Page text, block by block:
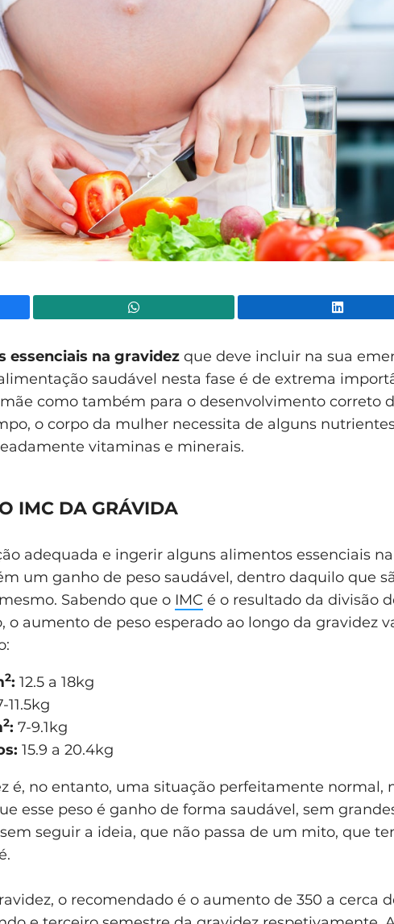
essenciais na gravidez que deve incluir na sua
saudável nesta fase é de extrema
como também para o desenvolvimento correto
o corpo da mulher necessita de alguns
vitaminas e minerais.
IMC DA GRÁVIDA
adequada e ingerir alguns alimentos essenciais na
um ganho de peso saudável, dentro daquilo que
Sabendo que o IMC é o resultado da divisão
o aumento de peso esperado ao longo da gravidez
2: 12.5 a 18kg
11.5kg
2: 7-9.1kg
15.9 a 20.4kg
é, no entanto, uma situação perfeitamente normal,
esse peso é ganho de forma saudável, sem
seguir a ideia, que não passa de um mito, que
o recomendado é o aumento de 350 a cerca